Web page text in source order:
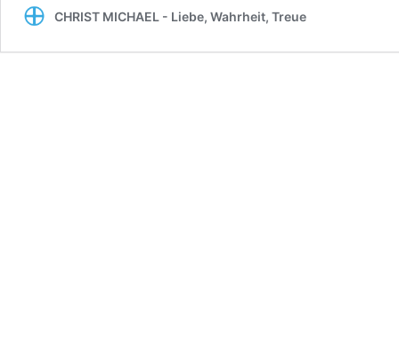
CHRIST MICHAEL - Liebe, Wahrheit, Treue